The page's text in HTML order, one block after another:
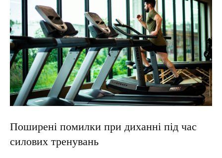
Поширені помилки при диханні під час
силових тренувань